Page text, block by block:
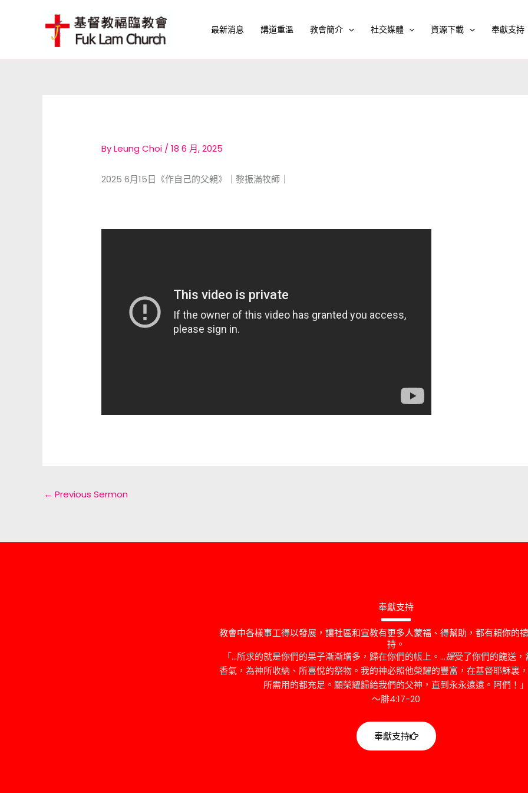
最新消息 講道重溫 教會簡介 社交媒體 資源下載 奉獻支持
ByLeung Choi /18 6 月, 2025
2025 6月15日《作自己的父親》｜黎振滿牧師｜
← Previous Sermon
奉獻支持
教會中各樣事工得以發展，讓社區和宣教有更多人蒙福、得幫助，都有賴你的
持。
「…所求的就是你們的果子漸漸增多，歸在你們的帳上。…提受了你們的餽送，
香氣，為神所收納、所喜悅的祭物。我的神必照他榮耀的豐富，在基督耶穌裏
所需用的都充足。願榮耀歸給我們的父神，直到永永遠遠。阿們！」
～腓4:17-20
奉獻支持